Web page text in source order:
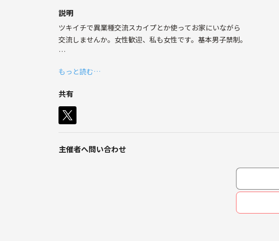
説明
ツキイチで異業種交流スカイプとか使ってお家にいながら
交流しませんか。女性歓迎、私も女性です。基本男子禁制。
一人で寂しいのと交流を求めて
もっと読む…
共有
主催者へ問い合わせ